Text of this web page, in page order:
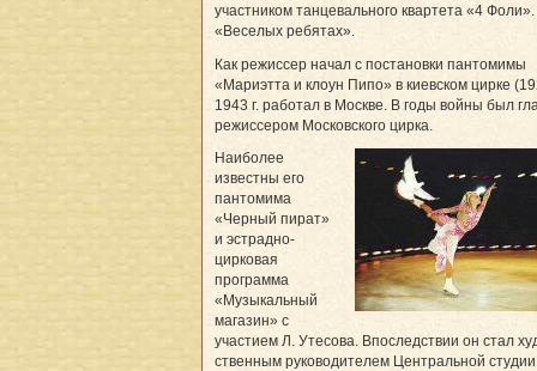
участником танцевального квартета «4
«Веселых ребятах».
Как режиссер начал с постановки пантомимы
«Мариэтта и клоун Пипо» в киевском цирке
1943 г. работал в Москве. В годы войны был
режиссером Московского цирка.
Наиболее
известны его
пантомима
«Черный пират»
и эстрадно-
цирковая
программа
«Музыкальный
магазин» с
участием Л. Утесова. Впоследствии он стал
ственным руководителем Центральной студии